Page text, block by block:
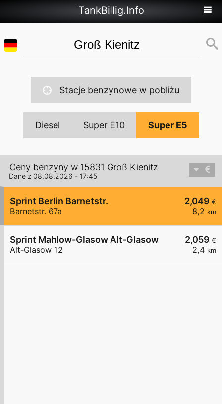
TankBillig.Info
Stacje benzynowe w pobliżu
Diesel Super E10 Super E5
Ceny benzyny w 15831 Groß Kienitz
Dane z 08.08.2026 - 17:45
2,049 €
8,2 km
Sprint Berlin Barnetstr.
Barnetstr. 67a
2,059 €
2,4 km
Sprint Mahlow-Glasow Alt-Glasow
Alt-Glasow 12